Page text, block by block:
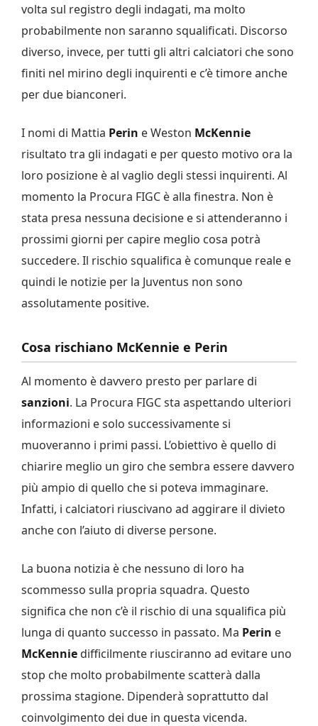
volta sul registro degli indagati, ma molto
probabilmente non saranno squalificati. Discorso
diverso, invece, per tutti gli altri calciatori che sono
finiti nel mirino degli inquirenti e c’è timore anche
per due bianconeri.
I nomi di Mattia Perin e Weston McKennie
risultato tra gli indagati e per questo motivo ora la
loro posizione è al vaglio degli stessi inquirenti. Al
momento la Procura FIGC è alla finestra. Non è
stata presa nessuna decisione e si attenderanno i
prossimi giorni per capire meglio cosa potrà
succedere. Il rischio squalifica è comunque reale e
quindi le notizie per la Juventus non sono
assolutamente positive.
Cosa rischiano McKennie e Perin
Al momento è davvero presto per parlare di
sanzioni. La Procura FIGC sta aspettando ulteriori
informazioni e solo successivamente si
muoveranno i primi passi. L’obiettivo è quello di
chiarire meglio un giro che sembra essere davvero
più ampio di quello che si poteva immaginare.
Infatti, i calciatori riuscivano ad aggirare il divieto
anche con l’aiuto di diverse persone.
La buona notizia è che nessuno di loro ha
scommesso sulla propria squadra. Questo
significa che non c’è il rischio di una squalifica più
lunga di quanto successo in passato. Ma Perin e
McKennie difficilmente riusciranno ad evitare uno
stop che molto probabilmente scatterà dalla
prossima stagione. Dipenderà soprattutto dal
coinvolgimento dei due in questa vicenda.